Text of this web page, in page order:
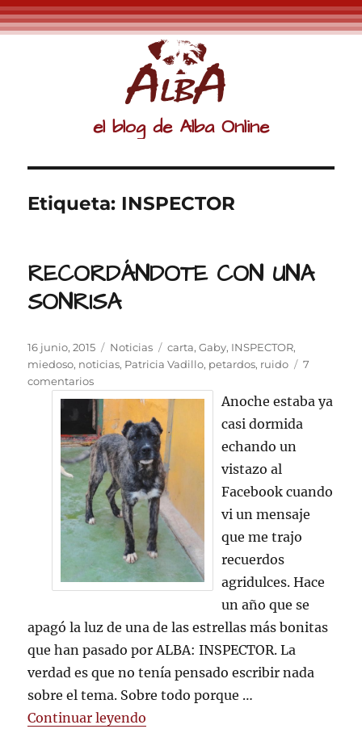
el blog de Alba Online
Etiqueta: INSPECTOR
RECORDÁNDOTE CON UNA
SONRISA
Publicado
el
16 junio, 2015 Categorías
Noticias Etiquetas
carta,Gaby, INSPECTOR,
miedoso, noticias, Patricia Vadillo, petardos, ruido
7
comentariosen
RECORDÁNDOTE
CON
UNA
SONRISA
Anoche estaba ya
casi dormida
echando un
vistazo al
Facebook cuando
vi un mensaje
que me trajo
recuerdos
agridulces. Hace
un año que se
apagó la luz de una de las estrellas más bonitas
que han pasado por ALBA: INSPECTOR. La
verdad es que no tenía pensado escribir nada
sobre el tema. Sobre todo porque …
Continuar leyendo